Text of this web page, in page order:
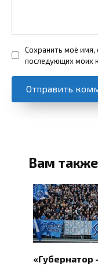
Сохранить моё имя,
последующих моих
Вам